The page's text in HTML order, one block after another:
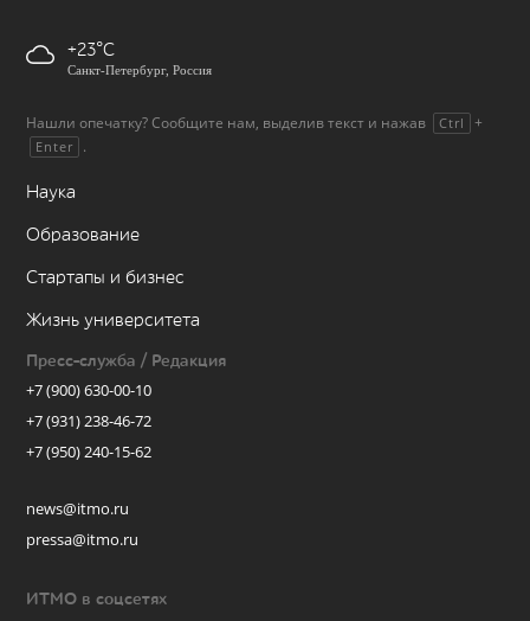
+23
Санкт-Петербург, Россия
Нашли опечатку? Сообщите нам, выделив текст и нажав Ctrl +
Enter .
Наука
Образование
Стартапы и бизнес
Жизнь университета
Пресс-служба / Редакция
+7 (900) 630-00-10
+7 (931) 238-46-72
+7 (950) 240-15-62
news@itmo.ru
pressa@itmo.ru
ИТМО в соцсетях